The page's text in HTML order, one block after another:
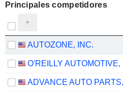
Principales competidores
AUTOZONE, INC.